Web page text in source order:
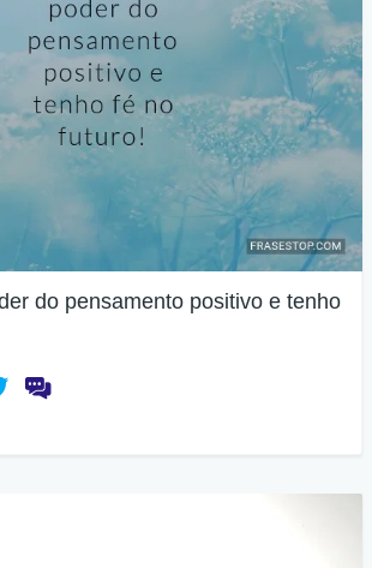
do pensamento positivo e tenho